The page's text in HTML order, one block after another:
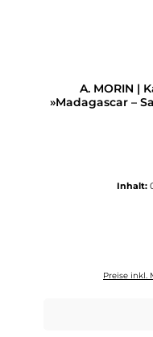
A. MORIN |
»Madagascar –
Inhalt:
Preise inkl.